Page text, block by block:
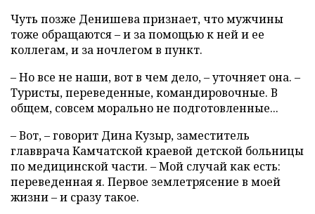
Чуть позже Денишева признает, что мужчины
тоже обращаются – и за помощью к ней и ее
коллегам, и за ночлегом в пункт.
– Но все не наши, вот в чем дело, – уточняет она. –
Туристы, переведенные, командировочные. В
общем, совсем морально не подготовленные...
– Вот, – говорит Дина Кузыр, заместитель
главврача Камчатской краевой детской больницы
по медицинской части. – Мой случай как есть:
переведенная я. Первое землетрясение в моей
жизни – и сразу такое.